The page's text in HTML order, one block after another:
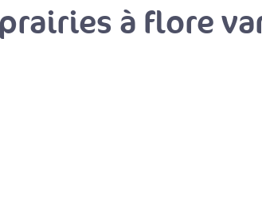
à flore